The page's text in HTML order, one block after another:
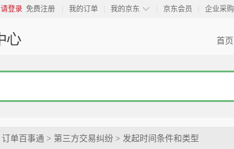
请登录 免费注册 我的订单 ◇
我的京东 京东会员 企业采购
首页
订单百事通 > 第三方交易纠纷 > 发起时间条件和类型